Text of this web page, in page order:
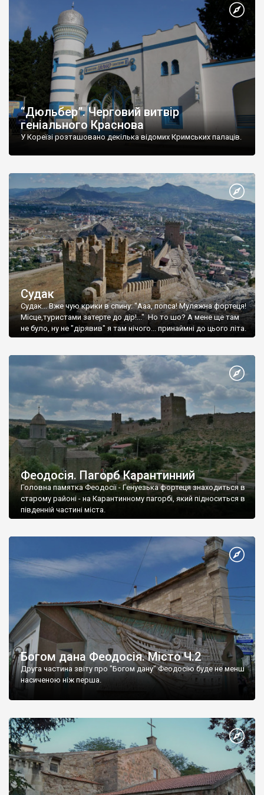
“Дюльбер”. Черговий витвір
геніального Краснова
У Кореїзі розташовано декілька відомих Кримських палаців.
Судак
Судак... Вже чую крики в спину: "Ааа, попса! Муляжна фортеця!
Місце,туристами затерте до дір!..." Но то шо? А мене ще там
не було, ну не "дірявив" я там нічого... принаймні до цього літа.
Феодосія. Пагорб Карантинний
Головна памятка Феодосії - Генуезька фортеця знаходиться в
старому районі - на Карантинному пагорбі, який підноситься в
південній частині міста.
Богом дана Феодосія. Місто Ч.2
Друга частина звіту про "Богом дану" Феодосію буде не менш
насиченою ніж перша.